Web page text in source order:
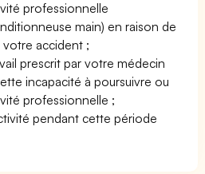
professionnelle
main) en raison de
accident ;
prescrit par votre médecin
incapacité à poursuivre ou
professionnelle ;
pendant cette période